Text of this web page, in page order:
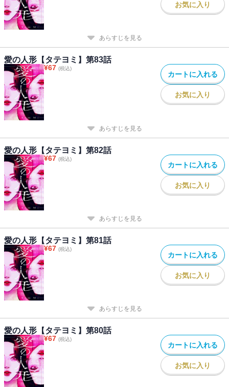
お気に入り
あらすじを見る
愛の人形【タテヨミ】第83話
¥67 (税込)
カートに入れる
お気に入り
あらすじを見る
愛の人形【タテヨミ】第82話
¥67 (税込)
カートに入れる
お気に入り
あらすじを見る
愛の人形【タテヨミ】第81話
¥67 (税込)
カートに入れる
お気に入り
あらすじを見る
愛の人形【タテヨミ】第80話
¥67 (税込)
カートに入れる
お気に入り